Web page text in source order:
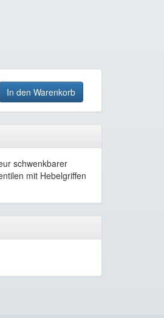
In den Warenkorb
schwenkbarer
mit Hebelgriffen